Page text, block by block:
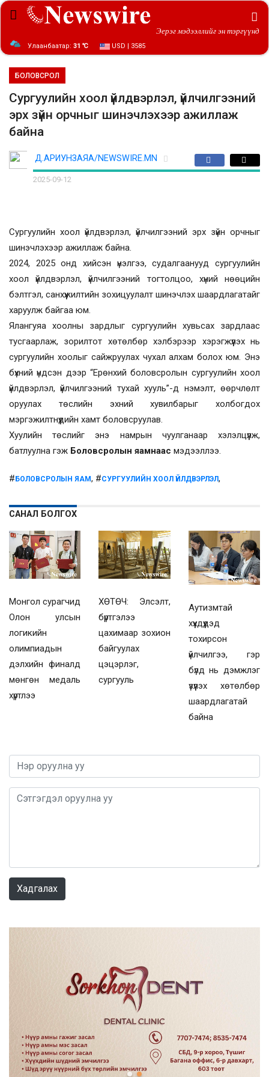
Эерэг мэдээллийг эн тэргүүнд
Улаанбаатар: 31 ℃ USD | 3585
БОЛОВСРОЛ
Сургуулийн хоол үйлдвэрлэл, үйлчилгээний
эрх зүйн орчныг шинэчлэхээр ажиллаж
байна
Д.АРИУНЗАЯА/NEWSWIRE.MN
2025-09-12
Сургуулийн хоол үйлдвэрлэл, үйлчилгээний эрх зүйн орчныг
шинэчлэхээр ажиллаж байна.
2024, 2025 онд хийсэн үнэлгээ, судалгаанууд сургуулийн
хоол үйлдвэрлэл, үйлчилгээний тогтолцоо, хүний нөөцийн
бэлтгэл, санхүүжилтийн зохицуулалт шинэчлэх шаардлагатайг
харуулж байгаа юм.
Ялангуяа хоолны зардлыг сургуулийн хувьсах зардлаас
тусгаарлаж, зорилтот хөтөлбөр хэлбэрээр хэрэгжүүлэх нь
сургуулийн хоолыг сайжруулах чухал алхам болох юм. Энэ
бүхний үндсэн дээр “Ерөнхий боловсролын сургуулийн хоол
үйлдвэрлэл, үйлчилгээний тухай хууль”-д нэмэлт, өөрчлөлт
оруулах төслийн эхний хувилбарыг холбогдох
мэргэжилтнүүдийн хамт боловсруулав.
Хуулийн төслийг энэ намрын чуулганаар хэлэлцүүлж,
батлуулна гэж Боловсролын яамнаас мэдээллээ.
# БОЛОВСРОЛЫН ЯАМ, #СУРГУУЛИЙН ХООЛ ҮЙЛДВЭРЛЭЛ,
САНАЛ БОЛГОХ
Монгол сурагчид
Олон улсын
логикийн
олимпиадын
дэлхийн финалд
мөнгөн медаль
хүртлээ
ХӨТӨЧ: Элсэлт,
бүртгэлээ
цахимаар зохион
байгуулах
цэцэрлэг,
сургууль
Аутизмтай
хүүхдүүдэд
тохирсон
үйлчилгээ, гэр
бүлд нь дэмжлэг
үзүүлэх хөтөлбөр
шаардлагатай
байна
Хадгалах